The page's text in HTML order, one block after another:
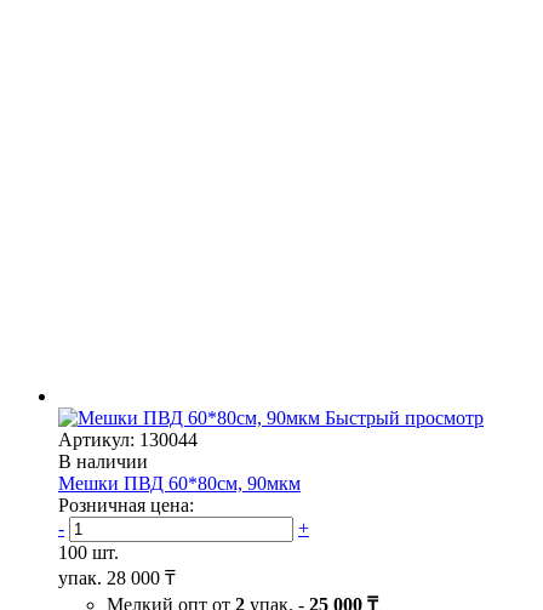
Быстрый просмотр
Артикул: 130044
В наличии
Мешки ПВД 60*80см, 90мкм
Розничная цена:
-
+
100 шт.
упак. 28 000 ₸
Мелкий опт от 2 упак. - 25 000 ₸